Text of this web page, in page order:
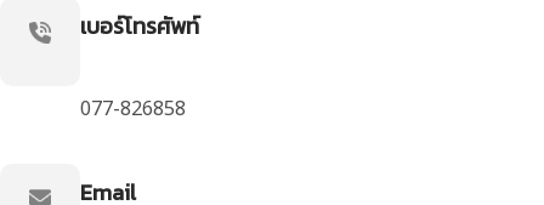
เบอร์โทรศัพท์
077-826858
Email